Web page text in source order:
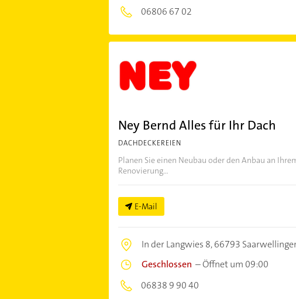
06806 67 02
Ney Bernd Alles für Ihr Dach
DACHDECKEREIEN
Planen Sie einen Neubau oder den Anbau an
Renovierung...
E-Mail
In der Langwies 8,66793
Geschlossen –Öffnet um 09:00
06838 9 90 40